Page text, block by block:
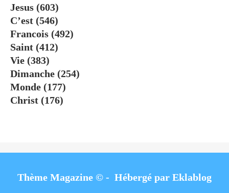
Jesus (603)
C’est (546)
Francois (492)
Saint (412)
Vie (383)
Dimanche (254)
Monde (177)
Christ (176)
Thème Magazine © - Hébergé par Eklablog